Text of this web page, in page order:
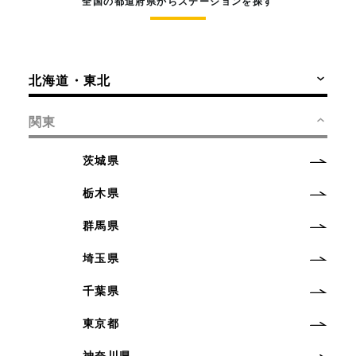
北海道・東北
関東
茨城県
栃木県
群馬県
埼玉県
千葉県
東京都